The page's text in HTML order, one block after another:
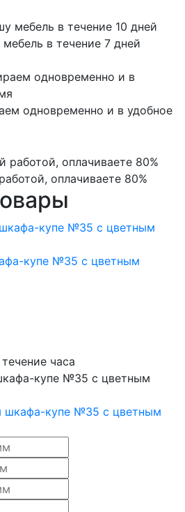
в течение 7 дней
одновременно и в удобное
оплачиваете 80%
купе №35 с цветным
часа
купе №35 с цветным